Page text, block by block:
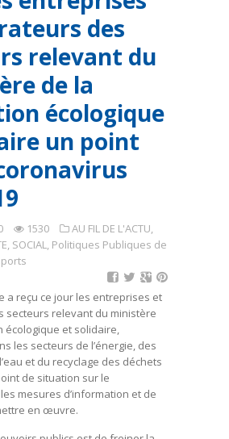
des
relevant du
de la
écologique
un point
1530 AU FIL DE L'ACTU,
SOCIAL, Politiques Publiques de
a reçu ce jour les entreprises et
secteurs relevant du ministère
écologique et solidaire,
les secteurs de l’énergie, des
et du recyclage des déchets
de situation sur le
mesures d’information et de
en œuvre.